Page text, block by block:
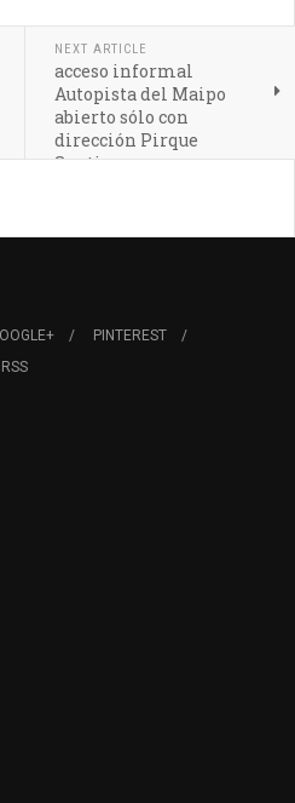
NEXT ARTICLE
acceso informal
Autopista del Maipo
abierto sólo con
dirección Pirque
Santiago
PINTEREST
RSS